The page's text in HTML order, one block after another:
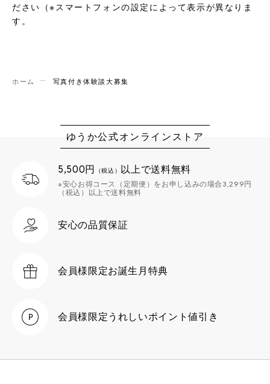
ださい（※スマートフォンの設定によって表示が異なりま
す。
ホーム 写真付き体験談大募集
ゆうか公式オンラインストア
5,500円 （税込） 以上で送料無料
※安心お得コース（定期便）をお申し込みの場合3,299円
（税込）以上で送料無料
安心の品質保証
会員様限定お誕生月特典
会員様限定うれしいポイント値引き